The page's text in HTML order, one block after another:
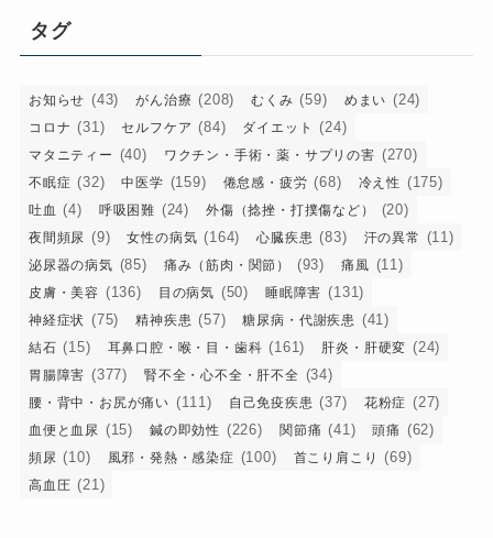
ー
タグ
お知らせ (43) がん治療 (208) むくみ (59) めまい (24)
コロナ (31) セルフケア (84) ダイエット (24)
マタニティー (40) ワクチン・手術・薬・サプリの害 (270)
不眠症 (32) 中医学 (159) 倦怠感・疲労 (68) 冷え性 (175)
吐血 (4) 呼吸困難 (24) 外傷（捻挫・打撲傷など） (20)
夜間頻尿 (9) 女性の病気 (164) 心臓疾患 (83) 汗の異常 (11)
泌尿器の病気 (85) 痛み（筋肉・関節） (93) 痛風 (11)
皮膚・美容 (136) 目の病気 (50) 睡眠障害 (131)
神経症状 (75) 精神疾患 (57) 糖尿病・代謝疾患 (41)
結石 (15) 耳鼻口腔・喉・目・歯科 (161) 肝炎・肝硬変 (24)
胃腸障害 (377) 腎不全・心不全・肝不全 (34)
腰・背中・お尻が痛い (111) 自己免疫疾患 (37) 花粉症 (27)
血便と血尿 (15) 鍼の即効性 (226) 関節痛 (41) 頭痛 (62)
頻尿 (10) 風邪・発熱・感染症 (100) 首こり肩こり (69)
高血圧 (21)